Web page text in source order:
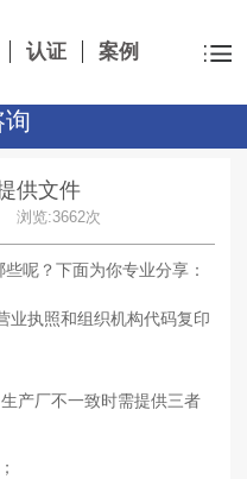
认证 案例
询
供文件
浏览:3662次
呢？下面为你专业分享：
业执照和组织机构代码复印
厂不一致时需提供三者